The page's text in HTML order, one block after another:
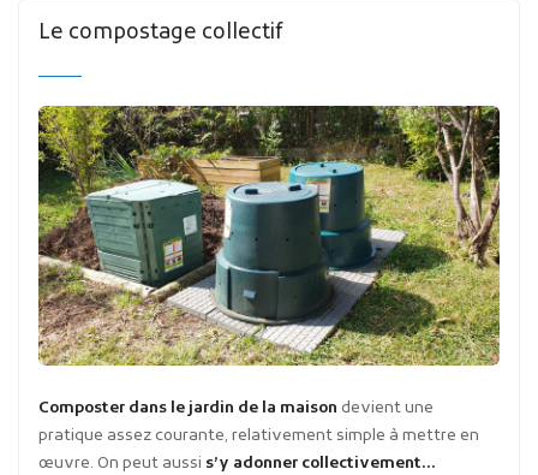
Le compostage collectif
Composter dans le jardin de la maison devient une
pratique assez courante, relativement simple à mettre en
œuvre. On peut aussi s’y adonner collectivement…